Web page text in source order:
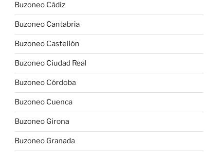
Buzoneo Cádiz
Buzoneo Cantabria
Buzoneo Castellón
Buzoneo Ciudad Real
Buzoneo Córdoba
Buzoneo Cuenca
Buzoneo Girona
Buzoneo Granada